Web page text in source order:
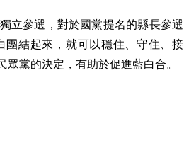
立參選，對於國黨提名的縣長參選
團結起來，就可以穩住、守住、接
黨的決定，有助於促進藍白合。